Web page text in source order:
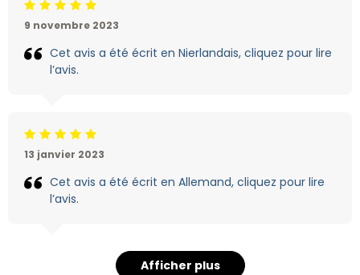
Jugement:5 /5
9 novembre 2023
Cet avis a été écrit en Nierlandais, cliquez pour lire
l’avis.
Jugement:5 /5
13 janvier 2023
Cet avis a été écrit en Allemand, cliquez pour lire
l’avis.
Afficher plus